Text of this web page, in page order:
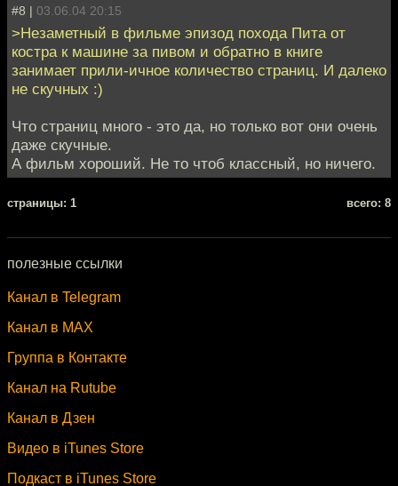
#8 | 03.06.04 20:15
>Незаметный в фильме эпизод похода Пита от
костра к машине за пивом и обратно в книге
занимает прили-ичное количество страниц. И далеко
не скучных :)
Что страниц много - это да, но только вот они очень
даже скучные.
А фильм хороший. Не то чтоб классный, но ничего.
cтраницы: 1 всего: 8
полезные ссылки
Канал в Telegram
Канал в MAX
Группа в Контакте
Канал на Rutube
Канал в Дзен
Видео в iTunes Store
Подкаст в iTunes Store